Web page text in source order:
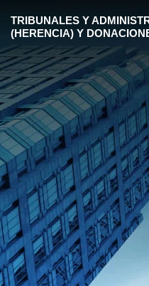
TRIBUNALES Y
(HERENCIA) Y